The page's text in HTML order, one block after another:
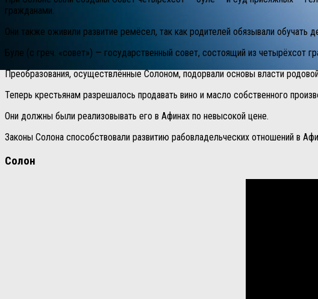
гражданами.
Они также оживили развитие ремёсел, так как родителей обязывали обучать
Буле (с греч. «совет») — государственный совет, состоящий из четырёхсот
Преобразования, осуществлённые Солоном, подорвали основы власти
Теперь крестьянам разрешалось продавать вино и масло собственного
Они должны были реализовывать его в Афинах по невысокой цене.
Законы Солона способствовали развитию рабовладельческих отношений в
Солон